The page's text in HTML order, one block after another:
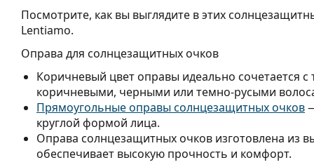
Посмотрите, как вы выглядите в этих
Lentiamo.
Оправа для солнцезащитных очков
Коричневый цвет оправы идеально сочетается
коричневыми, черными или темно-русыми
Прямоугольные оправы солнцезащитных очков
круглой формой лица.
Оправа солнцезащитных очков изготовлена из
обеспечивает высокую прочность и комфорт.